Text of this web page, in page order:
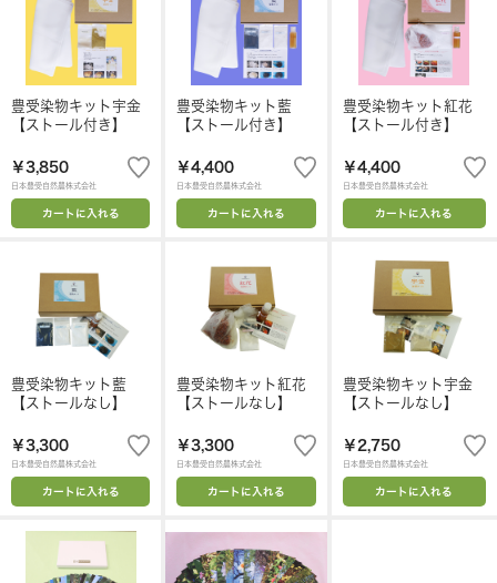
豊受染物キット宇金
【ストール付き】
￥3,850
日本豊受自然農株式会社
カートに入れる
豊受染物キット藍
【ストール付き】
￥4,400
日本豊受自然農株式会社
カートに入れる
豊受染物キット紅花
【ストール付き】
￥4,400
日本豊受自然農株式会社
カートに入れる
豊受染物キット藍
【ストールなし】
￥3,300
日本豊受自然農株式会社
カートに入れる
豊受染物キット紅花
【ストールなし】
￥3,300
日本豊受自然農株式会社
カートに入れる
豊受染物キット宇金
【ストールなし】
￥2,750
日本豊受自然農株式会社
カートに入れる